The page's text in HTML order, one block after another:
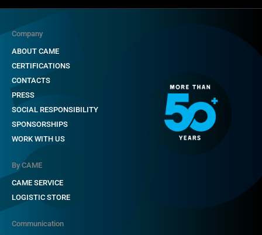
Company
ABOUT CAME
CERTIFICATIONS
CONTACTS
PRESS
SOCIAL RESPONSIBILITY
SPONSORSHIPS
WORK WITH US
By CAME
CAME SERVICE
LOGISTIC STORE
Communication